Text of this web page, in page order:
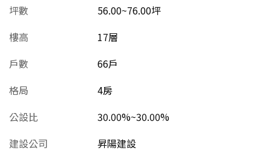
坪數
56.00~76.00坪
樓高
17層
戶數
66戶
格局
4房
公設比
30.00%~30.00%
建設公司
昇陽建設